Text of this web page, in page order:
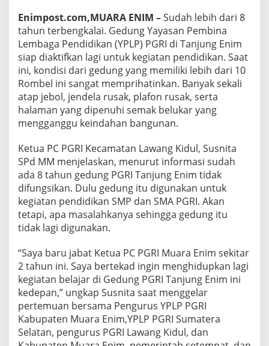
Enimpost.com,MUARA ENIM –Sudah lebih dari 8
tahun terbengkalai. Gedung Yayasan Pembina
Lembaga Pendidikan (YPLP) PGRI di Tanjung Enim
siap diaktifkan lagi untuk kegiatan pendidikan. Saat
ini, kondisi dari gedung yang memiliki lebih dari 10
Rombel ini sangat memprihatinkan. Banyak sekali
atap jebol, jendela rusak, plafon rusak, serta
halaman yang dipenuhi semak belukar yang
mengganggu keindahan bangunan.
Ketua PC PGRI Kecamatan Lawang Kidul, Susnita
SPd MM menjelaskan, menurut informasi sudah
ada 8 tahun gedung PGRI Tanjung Enim tidak
difungsikan. Dulu gedung itu digunakan untuk
kegiatan pendidikan SMP dan SMA PGRI. Akan
tetapi, apa masalahkanya sehingga gedung itu
tidak lagi digunakan.
“Saya baru jabat Ketua PC PGRI Muara Enim sekitar
2 tahun ini. Saya bertekad ingin menghidupkan lagi
kegiatan belajar di Gedung PGRI Tanjung Enim ini
kedepan,” ungkap Susnita saat menggelar
pertemuan bersama Pengurus YPLP PGRI
Kabupaten Muara Enim,YPLP PGRI Sumatera
Selatan, pengurus PGRI Lawang Kidul, dan